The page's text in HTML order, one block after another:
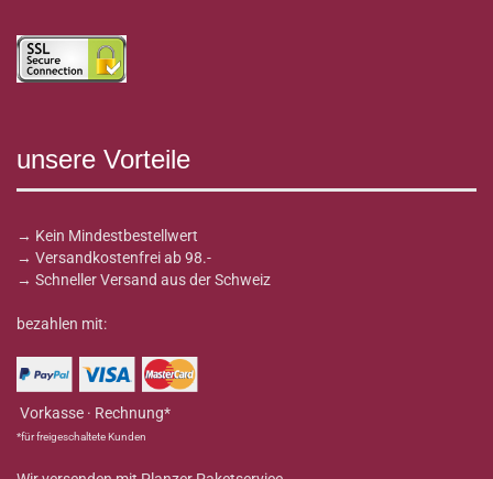
unsere Vorteile
→ Kein Mindestbestellwert
→ Versandkostenfrei ab 98.-
→ Schneller Versand aus der Schweiz
bezahlen mit:
Vorkasse · Rechnung*
*für freigeschaltete Kunden